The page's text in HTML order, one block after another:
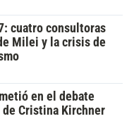
cuatro consultoras
Milei y la crisis de
en el debate
Cristina Kirchner